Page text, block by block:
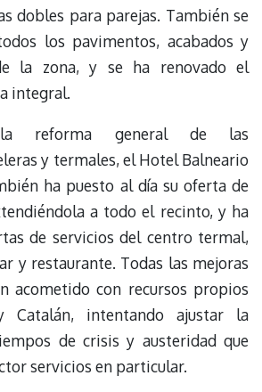
dobles para parejas. También se
los pavimentos, acabados y
la zona, y se ha renovado el
integral.
la reforma general de las
y termales, el Hotel Balneario
ha puesto al día su oferta de
a todo el recinto, y ha
de servicios del centro termal,
y restaurante. Todas las mejoras
acometido con recursos propios
Catalán, intentando ajustar la
de crisis y austeridad que
servicios en particular.